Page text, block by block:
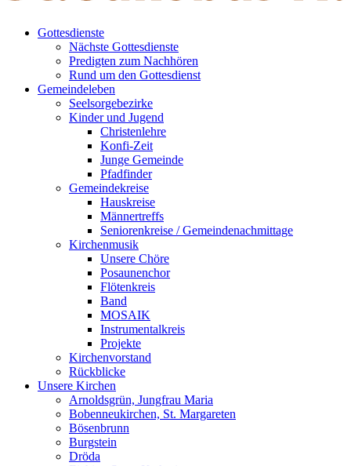
Gottesdienste
Nächste Gottesdienste
Predigten zum Nachhören
Rund um den Gottesdienst
Gemeindeleben
Seelsorgebezirke
Kinder und Jugend
Christenlehre
Konfi-Zeit
Junge Gemeinde
Pfadfinder
Gemeindekreise
Hauskreise
Männertreffs
Seniorenkreise / Gemeindenachmittage
Kirchenmusik
Unsere Chöre
Posaunenchor
Flötenkreis
Band
MOSAIK
Instrumentalkreis
Projekte
Kirchenvorstand
Rückblicke
Unsere Kirchen
Arnoldsgrün, Jungfrau Maria
Bobenneukirchen, St. Margareten
Bösenbrunn
Burgstein
Dröda